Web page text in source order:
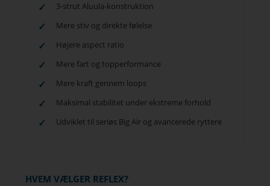
3-strut Aluula-konstruktion
Mere stiv og direkte følelse
Højere aspect ratio
Mere fart og topperformance
Mere kraft gennem loops
Maksimal stabilitet under ekstreme forhold
Udviklet til seriøs Big Air og avancerede ryttere
HVEM VÆLGER REFLEX?